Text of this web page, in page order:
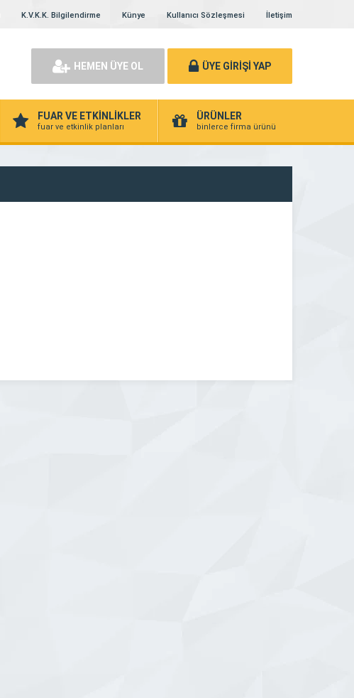
K.V.K.K. Bilgilendirme Künye Kullanıcı Sözleşmesi İletişim
HEMEN ÜYE OL ÜYE GİRİŞİ YAP
FUAR VE ETKİNLİKLER
fuar ve etkinlik planları
ÜRÜNLER
binlerce firma ürünü